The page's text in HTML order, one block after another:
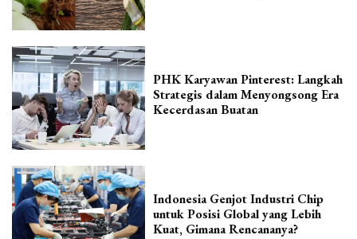
PHK Karyawan Pinterest: Langkah
Strategis dalam Menyongsong Era
Kecerdasan Buatan
Indonesia Genjot Industri Chip
untuk Posisi Global yang Lebih
Kuat, Gimana Rencananya?